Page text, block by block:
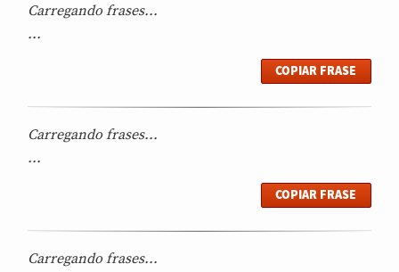
Carregando frases...
...
COPIAR FRASE
Carregando frases...
...
COPIAR FRASE
Carregando frases...